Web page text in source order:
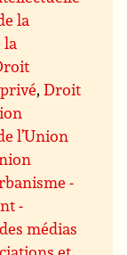
la
la
,Droit
l’Union
-
-
médias